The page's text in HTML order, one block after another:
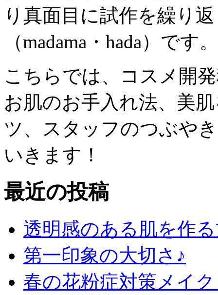
り真面目に試作を繰り
（madama・hada）です。
こちらでは、コスメ開
お肌のお手入れ法、美
ツ、スタッフのつぶや
いきます！
最近の投稿
透明感のある肌を作
第一印象の大切さ♪
春の花粉症対策メイク